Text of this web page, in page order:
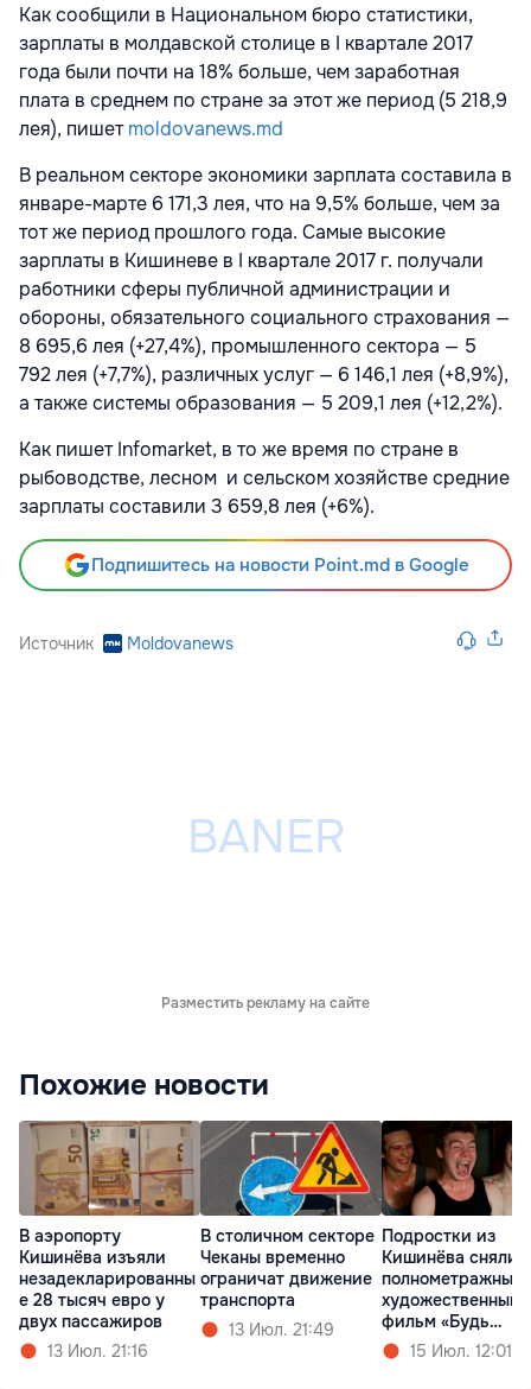
Как сообщили в Национальном бюро статистики,
зарплаты в молдавской столице в I квартале 2017
года были почти на 18% больше, чем заработная
плата в среднем по стране за этот же период (5 218,9
лея), пишетmoldovanews.md
В реальном секторе экономики зарплата составила в
январе-марте 6 171,3 лея, что на 9,5% больше, чем за
тот же период прошлого года. Самые высокие
зарплаты в Кишиневе в I квартале 2017 г. получали
работники сферы публичной администрации и
обороны, обязательного социального страхования —
8 695,6 лея (+27,4%), промышленного сектора — 5
792 лея (+7,7%), различных услуг — 6 146,1 лея (+8,9%),
а также системы образования — 5 209,1 лея (+12,2%).
Как пишет Infomarket, в то же время по стране в
рыбоводстве, лесном и сельском хозяйстве средние
зарплаты составили 3 659,8 лея (+6%).
Подпишитесь на новости Point.md в Google
Источник Moldovanews
Разместить рекламу на сайте
Похожие новости
В аэропорту
Кишинёва изъяли
незадекларированны
е 28 тысяч евро у
двух пассажиров
13 Июл. 21:16
В столичном секторе
Чеканы временно
ограничат движение
транспорта
13 Июл. 21:49
Подростки из
Кишинёва сняли
полнометражный
художественный
фильм «Будь
Золотым»
15 Июл. 12:01